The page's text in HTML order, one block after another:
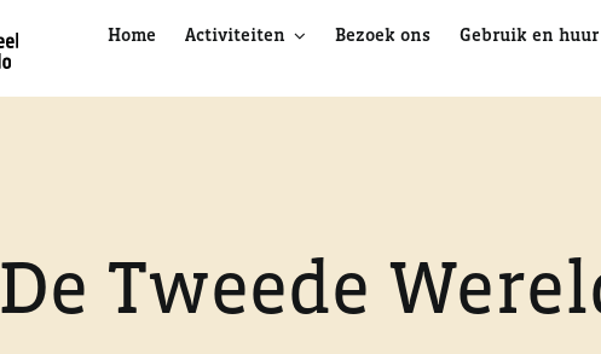
Home Activiteiten Bezoek ons Gebruik en huur
De Tweede